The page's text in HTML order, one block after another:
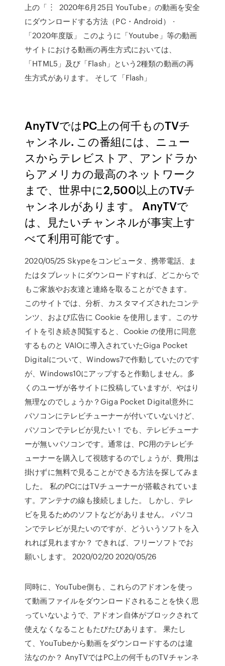
上の「︙ 2020年6月25日 YouTube」の動画を安全
にダウンロードする方法（PC・Android） ·
「2020年度版」 このように「Youtube」等の動画
サイトにおける動画の再生方式においては、
「HTML5」及び「Flash」という2種類の動画の再
生方式があります。 そして「Flash」
AnyTVではPC上の何千ものTVチ
ャンネル. この番組には、ニュー
スからテレビストア、アンドラか
らアメリカの最高のネットワーク
まで、世界中に2,500以上のTVチ
ャンネルがあります。 AnyTVで
は、見たいチャンネルが事実上す
べて利用可能です。
2020/05/25 Skypeをコンピュータ、携帯電話、ま
たはタブレットにダウンロードすれば、どこからで
もご家族やお友達と連絡を取ることができます。
このサイトでは、分析、カスタマイズされたコンテ
ンツ、および広告に Cookie を使用します。このサ
イトを引き続き閲覧すると、Cookie の使用に同意
するものと VAIOに導入されていたGiga Pocket
Digitalについて、Windows7で作動していたのです
が、Windows10にアップすると作動しません。多
くのユーザが各サイトに投稿していますが、やはり
無理なのでしょうか？Giga Pocket Digital意外に
パソコンにテレビチューナーが付いていないけど、
パソコンでテレビが見たい！でも、テレビチューナ
ーが無いパソコンです。通常は、PC用のテレビチ
ューナーを購入して視聴するのでしょうが、費用は
掛けずに無料で見ることができる方法を探してみま
した。 私のPCにはTVチューナーが搭載されていま
す。アンテナの線も接続しました。 しかし、テレ
ビを見るためのソフトなどがありません。 パソコ
ンでテレビが見たいのですが、どういうソフトを入
れれば見れますか？ できれば、フリーソフトでお
願いします。 2020/02/20 2020/05/26
同時に、YouTube側も、これらのアドオンを使っ
て動画ファイルをダウンロードされることを快く思
っていないようで、アドオン自体がブロックされて
使えなくなることもたびたびあります。 果たし
て、YouTubeから動画をダウンロードするのは違
法なのか？ AnyTVではPC上の何千ものTVチャンネ